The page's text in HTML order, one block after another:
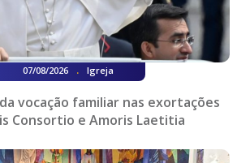
07/08/2026 . Igreja
vocação familiar nas exortações
Consortio e Amoris Laetitia